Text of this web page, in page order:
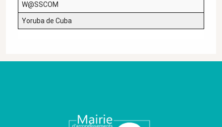
W@SSCOM
Yoruba de Cuba